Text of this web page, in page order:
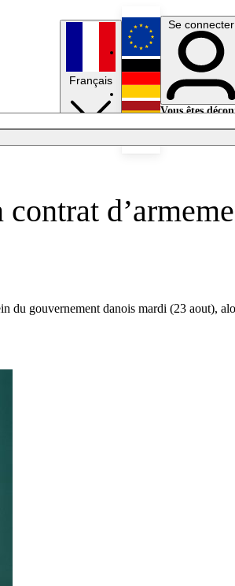
Français
English
Deutsch
Se connecter
Vous êtes
du gouvernement danois mardi (23 aout),